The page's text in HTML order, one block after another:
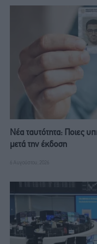
Νέα ταυτότητα: Ποιες
μετά την έκδοση
6 Αυγούστου, 2026